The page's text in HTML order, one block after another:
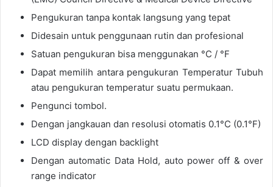
Pengukuran tanpa kontak langsung yang tepat
Didesain untuk penggunaan rutin dan profesional
Satuan pengukuran bisa menggunakan °C / °F
Dapat memilih antara pengukuran Temperatur Tubuh
atau pengukuran temperatur suatu permukaan.
Pengunci tombol.
Dengan jangkauan dan resolusi otomatis 0.1°C (0.1°F)
LCD display dengan backlight
Dengan automatic Data Hold, auto power off & over
range indicator